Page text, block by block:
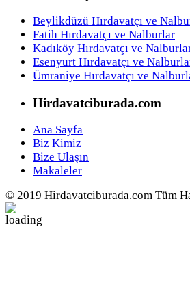
Beylikdüzü Hırdavatçı ve
Fatih Hırdavatçı ve Nalburlar
Kadıköy Hırdavatçı ve
Esenyurt Hırdavatçı ve
Ümraniye Hırdavatçı ve
Hirdavatciburada.com
Ana Sayfa
Biz Kimiz
Bize Ulaşın
Makaleler
© 2019 Hirdavatciburada.com Tüm